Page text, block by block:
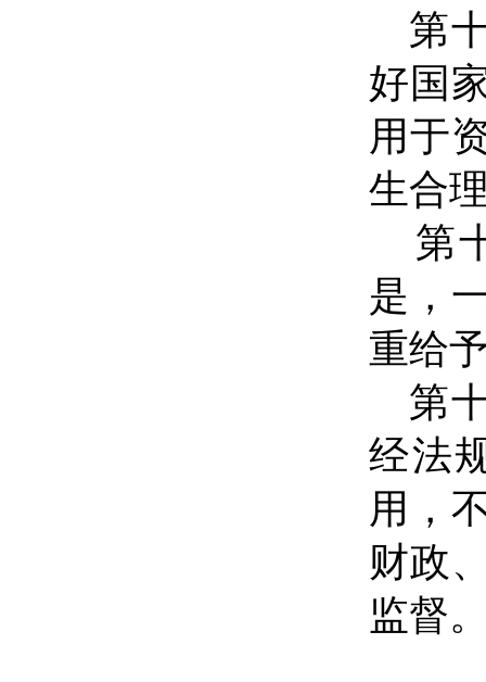
第
好国
用于
生合
第
是，
重给
第
经法
用，
财政
监督